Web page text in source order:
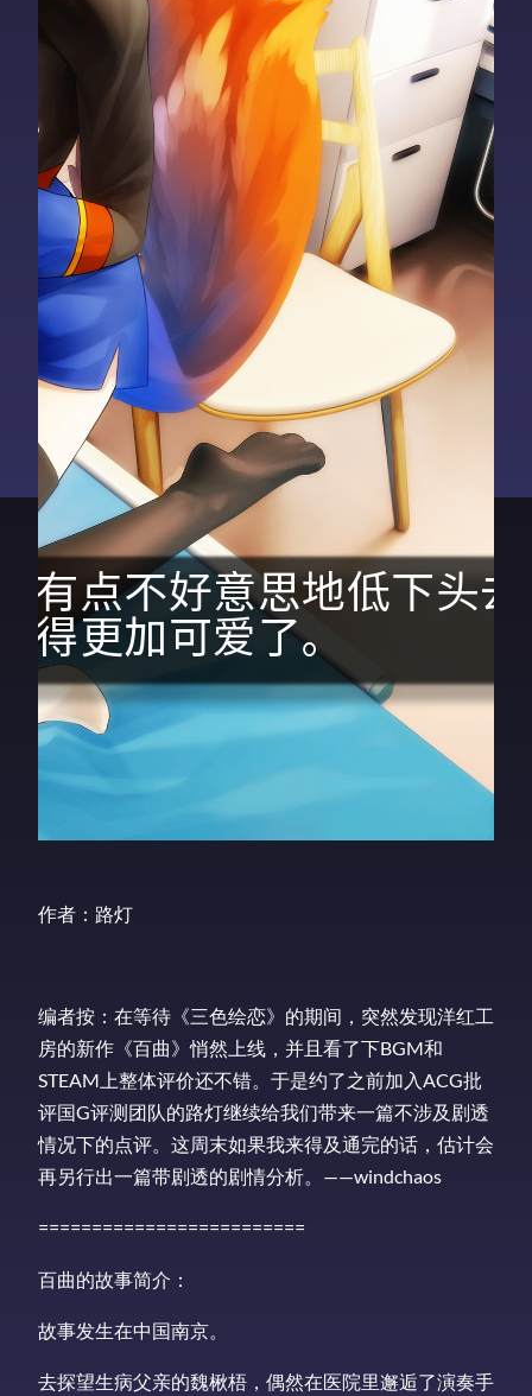
作者：路灯
编者按：在等待《三色绘恋》的期间，突然发现洋红工
房的新作《百曲》悄然上线，并且看了下BGM和
STEAM上整体评价还不错。于是约了之前加入ACG批
评国G评测团队的路灯继续给我们带来一篇不涉及剧透
情况下的点评。这周末如果我来得及通完的话，估计会
再另行出一篇带剧透的剧情分析。——windchaos
=========================
百曲的故事简介：
故事发生在中国南京。
去探望生病父亲的魏楸梧，偶然在医院里邂逅了演奏手